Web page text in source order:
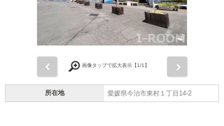
画像タップで拡大表示【1/1】
所在地 愛媛県今治市東村１丁目14-2